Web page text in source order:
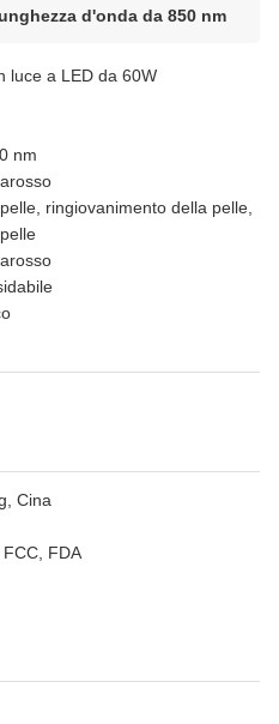
d'onda da 850 nm
luce a LED da 60W
nm
ringiovanimento della pelle,
Cina
FDA